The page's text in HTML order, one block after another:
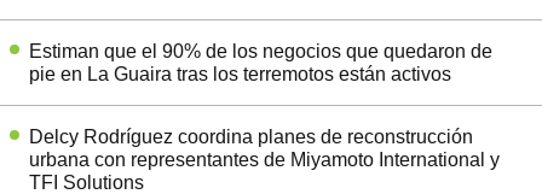
Estiman que el 90% de los negocios que quedaron de
pie en La Guaira tras los terremotos están activos
Delcy Rodríguez coordina planes de reconstrucción
urbana con representantes de Miyamoto International y
TFI Solutions